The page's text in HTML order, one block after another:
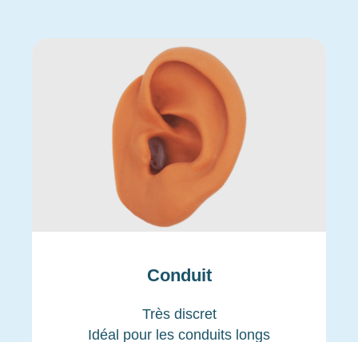
Conduit
Très discret
Idéal pour les conduits longs